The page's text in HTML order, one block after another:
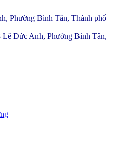
Phường Bình Tân, Thành phố
Lê Đức Anh, Phường Bình Tân,